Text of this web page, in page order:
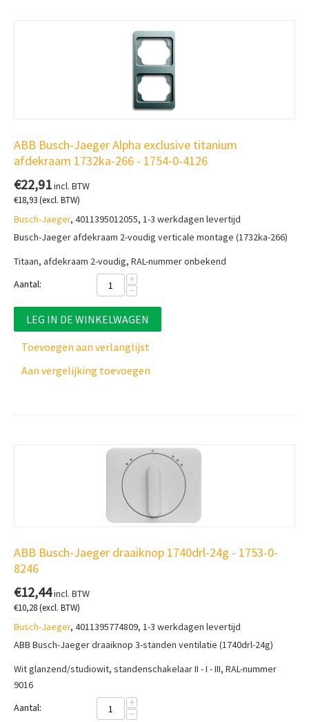
ABB Busch-Jaeger Alpha exclusive titanium
afdekraam 1732ka-266 - 1754-0-4126
€22,91incl. BTW
€18,93(excl. BTW)
Busch-Jaeger, 4011395012055, 1-3 werkdagen levertijd
Busch-Jaeger afdekraam 2-voudig verticale montage (1732ka-266)
Titaan, afdekraam 2-voudig, RAL-nummer onbekend
Aantal:
+
−
LEG IN DE WINKELWAGEN
Toevoegen aan verlanglijst
Aan vergelijking toevoegen
ABB Busch-Jaeger draaiknop 1740drl-24g - 1753-0-
8246
€12,44incl. BTW
€10,28(excl. BTW)
Busch-Jaeger, 4011395774809, 1-3 werkdagen levertijd
ABB Busch-Jaeger draaiknop 3-standen ventilatie (1740drl-24g)
Wit glanzend/studiowit, standenschakelaar II - I - III, RAL-nummer
9016
Aantal:
+
−